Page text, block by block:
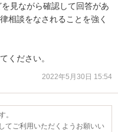
見ながら確認して回答があ
相談をなされることを強く
ください。
2022年5月30日 15:54
。
てご利用いただくようお願いい